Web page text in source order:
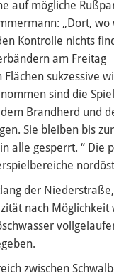
auf mögliche
„Dort, wo
Kontrolle nichts
am Freitag
sukzessive
sind die
Brandherd und
Sie bleiben bis
alle gesperrt. “ Die
der
nach
zwischen